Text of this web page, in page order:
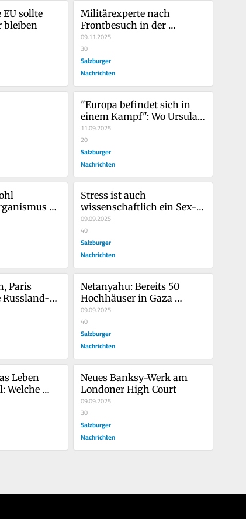
sollte
bleiben
Militärexperte nach
Frontbesuch in der
Ukraine: „Das Schlimmste
ist schönes Wetter, dann
sind die Drohnen am
tödlichsten“
09.11.2025
30
Salzburger
Nachrichten
"Europa befindet sich in
einem Kampf": Wo Ursula
von der Leyen in ihrer Rede
zur Lage der EU
aufhorchen ließ
11.09.2025
20
Salzburger
Nachrichten
Schwund
Stress ist auch
wissenschaftlich ein Sex-
Killer
09.09.2025
40
Salzburger
Nachrichten
Paris
Russland-
Netanyahu: Bereits 50
Hochhäuser in Gaza
zerstört
09.09.2025
40
Salzburger
Nachrichten
Leben
Welche
der
Messen
Neues Banksy-Werk am
Londoner High Court
09.09.2025
30
Salzburger
Nachrichten